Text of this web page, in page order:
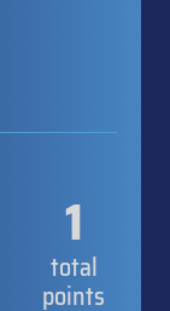
1
total
points